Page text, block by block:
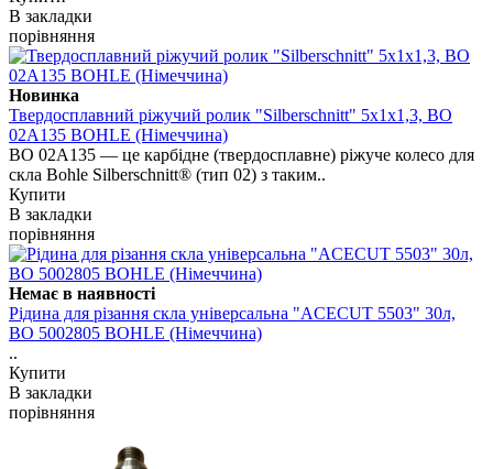
В закладки
порівняння
Новинка
Твердосплавний ріжучий ролик "Silberschnitt" 5х1х1,3, BO
02A135 BOHLE (Німеччина)
BO 02A135 — це карбідне (твердосплавне) ріжуче колесо для
скла Bohle Silberschnitt® (тип 02) з таким..
Купити
В закладки
порівняння
Немає в наявності
Рідина для різання скла універсальна "ACECUT 5503" 30л,
ВО 5002805 BOHLE (Німеччина)
..
Купити
В закладки
порівняння